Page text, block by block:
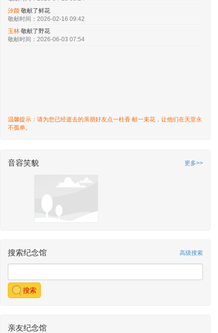
汐颜 敬献了鲜花
敬献时间：2026-02-16 09:42
玉林 敬献了野花
敬献时间：2026-06-03 07:54
温馨提示：请为您已经逝去的亲朋好友点一柱香 献一束花，让他们在天堂永
不孤单。
音容笑貌 更多>>
搜索纪念馆 高级搜索
搜索
亲友纪念馆